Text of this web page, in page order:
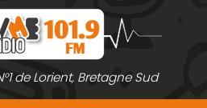
de Lorient, Bretagne Sud